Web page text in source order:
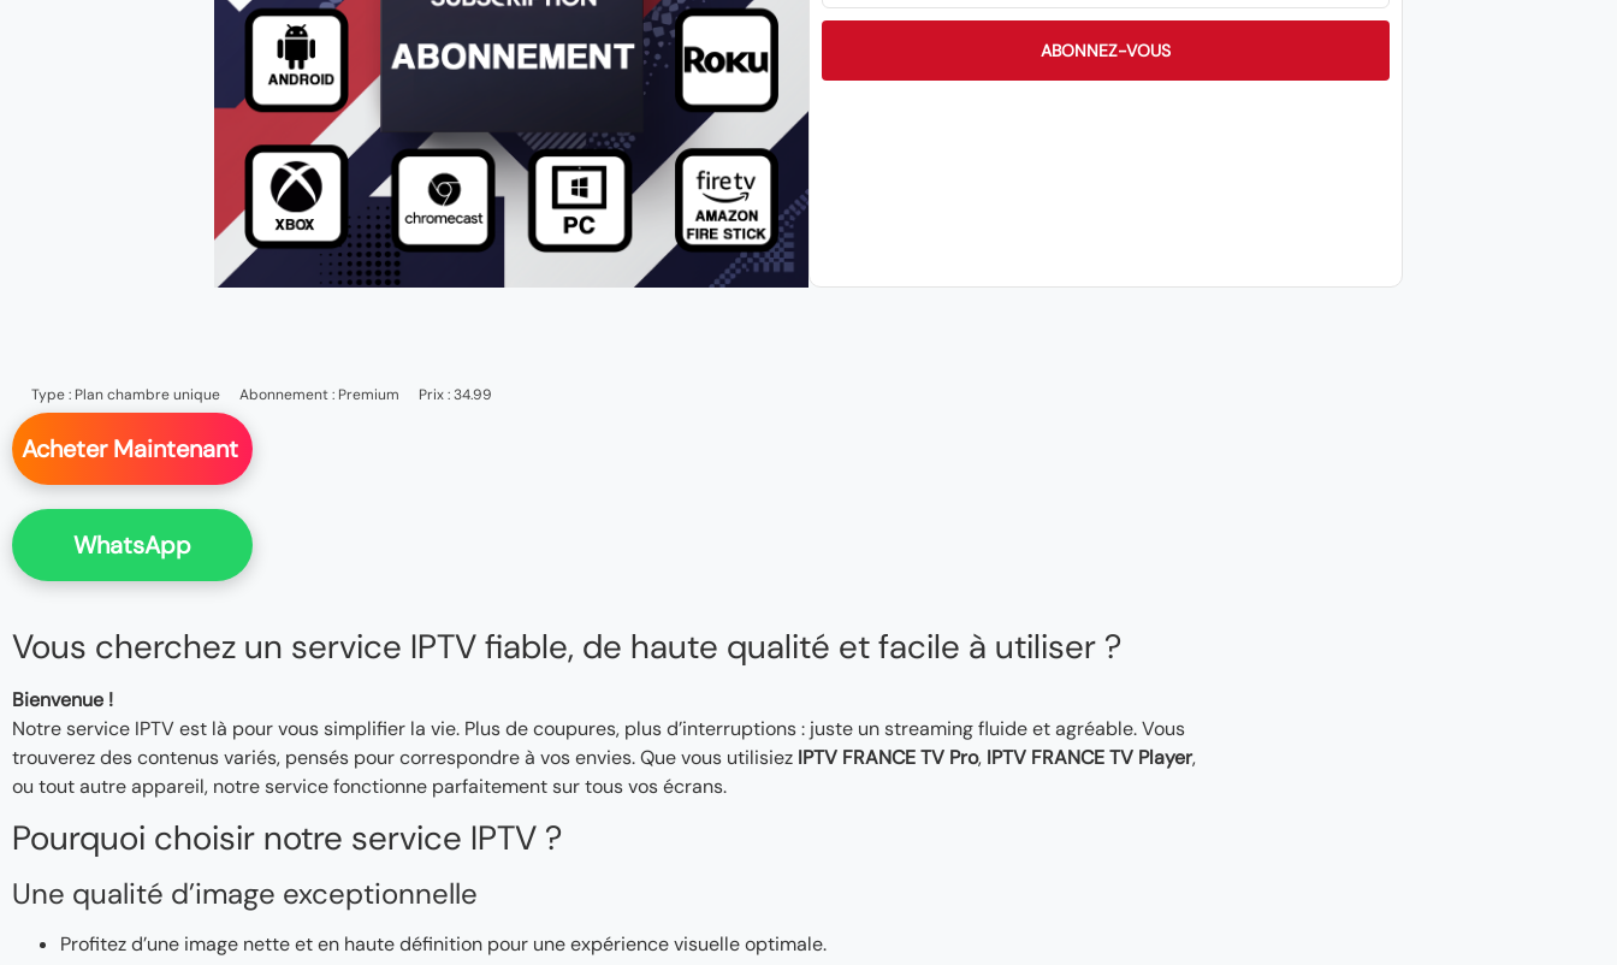
ABONNEZ-VOUS
Type : Plan chambre unique Abonnement : Premium Prix : 34.99
Acheter Maintenant
WhatsApp
Vous cherchez un service IPTV fiable, de haute qualité et facile à utiliser ?
Bienvenue !
Notre service IPTV est là pour vous simplifier la vie. Plus de coupures, plus d’interruptions : juste un streaming fluide et agréable. Vous
trouverez des contenus variés, pensés pour correspondre à vos envies. Que vous utilisiez IPTV FRANCE TV Pro, IPTV FRANCE TV Player,
ou tout autre appareil, notre service fonctionne parfaitement sur tous vos écrans.
Pourquoi choisir notre service IPTV ?
Une qualité d’image exceptionnelle
Profitez d’une image nette et en haute définition pour une expérience visuelle optimale.